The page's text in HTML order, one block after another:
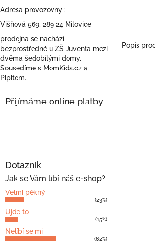
Adresa provozovny :
Višňová 569, 289 24 Milovice
prodejna se nachází
bezprostředně u ZŠ Juventa mezi
dvěma šedobílými domy.
Sousedíme s MomKids.cz a
Pipitem.
Přijímáme online platby
Dotazník
Jak se Vám líbí náš e-shop?
Velmi pěkný
(23%)
Ujde to
(15%)
Nelíbí se mi
(62%)
Popis